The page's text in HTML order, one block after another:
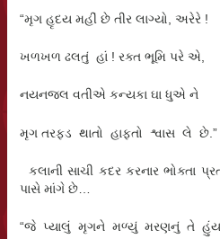
“મૃગ હૃદય મહીં છે તીર લાગ્યો, અરેરે !
ખળખળ ઢલતું હાં ! રક્ત ભૂમિ પરે એ,
નયનજલ વતીએ કન્યકા ઘા ધુએ ને
મૃગ તરફડ થાતો હાફતો શ્વાસ લે છે.”
કલાની સાચી કદર કરનાર ભોક્તા
પાસે માંગે છે…
“જે પ્યાલું મૃગને મળ્યું મરણનું તે હુંય